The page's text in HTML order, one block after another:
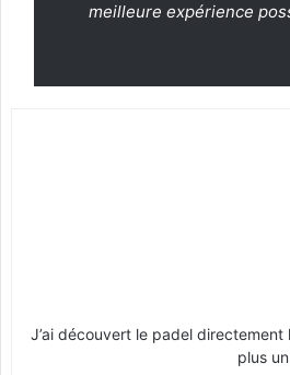
meilleure expérience
J’ai découvert le padel
plus